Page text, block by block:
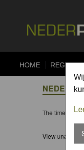
HOME
The time now
View